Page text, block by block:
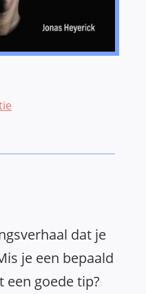
dat je
je een bepaald
een goede tip?